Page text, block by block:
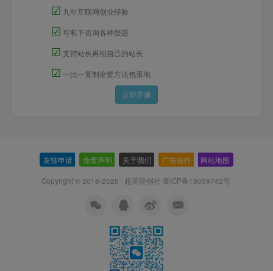
☑ 九年互联网创业经验
☑ 可私下咨询各种疑惑
☑ 支持站长再招自己的站长
☑ 一比一复制全套方法包落地
立即开通
友链申请 免责声明 关于我们 广告合作 网站地图
Copyright © 2018-2025 · 超哥轻创社 蜀ICP备18009742号